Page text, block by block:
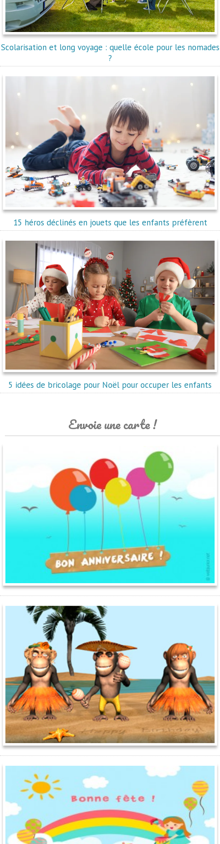
Scolarisation et long voyage : quelle école pour les nomades
?
15 héros déclinés en jouets que les enfants préfèrent
5 idées de bricolage pour Noël pour occuper les enfants
Envoie une carte !